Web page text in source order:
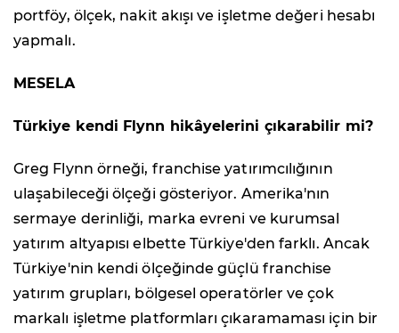
portföy, ölçek, nakit akışı ve işletme değeri hesabı
yapmalı.
MESELA
Türkiye kendi Flynn hikâyelerini çıkarabilir mi?
Greg Flynn örneği, franchise yatırımcılığının
ulaşabileceği ölçeği gösteriyor. Amerika'nın
sermaye derinliği, marka evreni ve kurumsal
yatırım altyapısı elbette Türkiye'den farklı. Ancak
Türkiye'nin kendi ölçeğinde güçlü franchise
yatırım grupları, bölgesel operatörler ve çok
markalı işletme platformları çıkaramaması için bir